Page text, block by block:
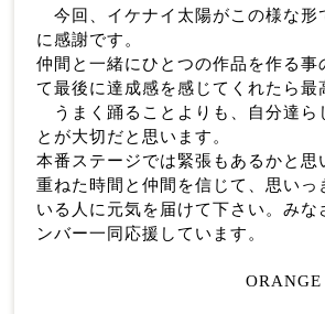
今回、イケナイ太陽がこの様な形
に感謝です。
仲間と一緒にひとつの作品を作る事
て最後に達成感を感じてくれたら最
うまく踊ることよりも、自分達ら
とが大切だと思います。
本番ステージでは緊張もあるかと思
重ねた時間と仲間を信じて、思いっ
いる人に元気を届けて下さい。みな
ンバー一同応援しています。